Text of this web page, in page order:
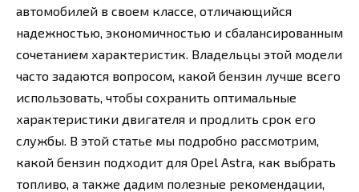
автомобилей в своем классе, отличающийся
надежностью, экономичностью и сбалансированным
сочетанием характеристик. Владельцы этой модели
часто задаются вопросом, какой бензин лучше всего
использовать, чтобы сохранить оптимальные
характеристики двигателя и продлить срок его
службы. В этой статье мы подробно рассмотрим,
какой бензин подходит для Opel Astra, как выбрать
топливо, а также дадим полезные рекомендации,